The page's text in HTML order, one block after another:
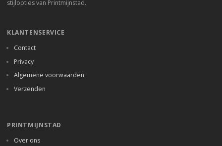
stijlopties van Printmijnstad.
KLANTENSERVICE
Contact
Privacy
Algemene voorwaarden
Verzenden
PRINTMIJNSTAD
Over ons